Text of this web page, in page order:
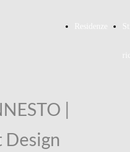
Residenze
|
Design